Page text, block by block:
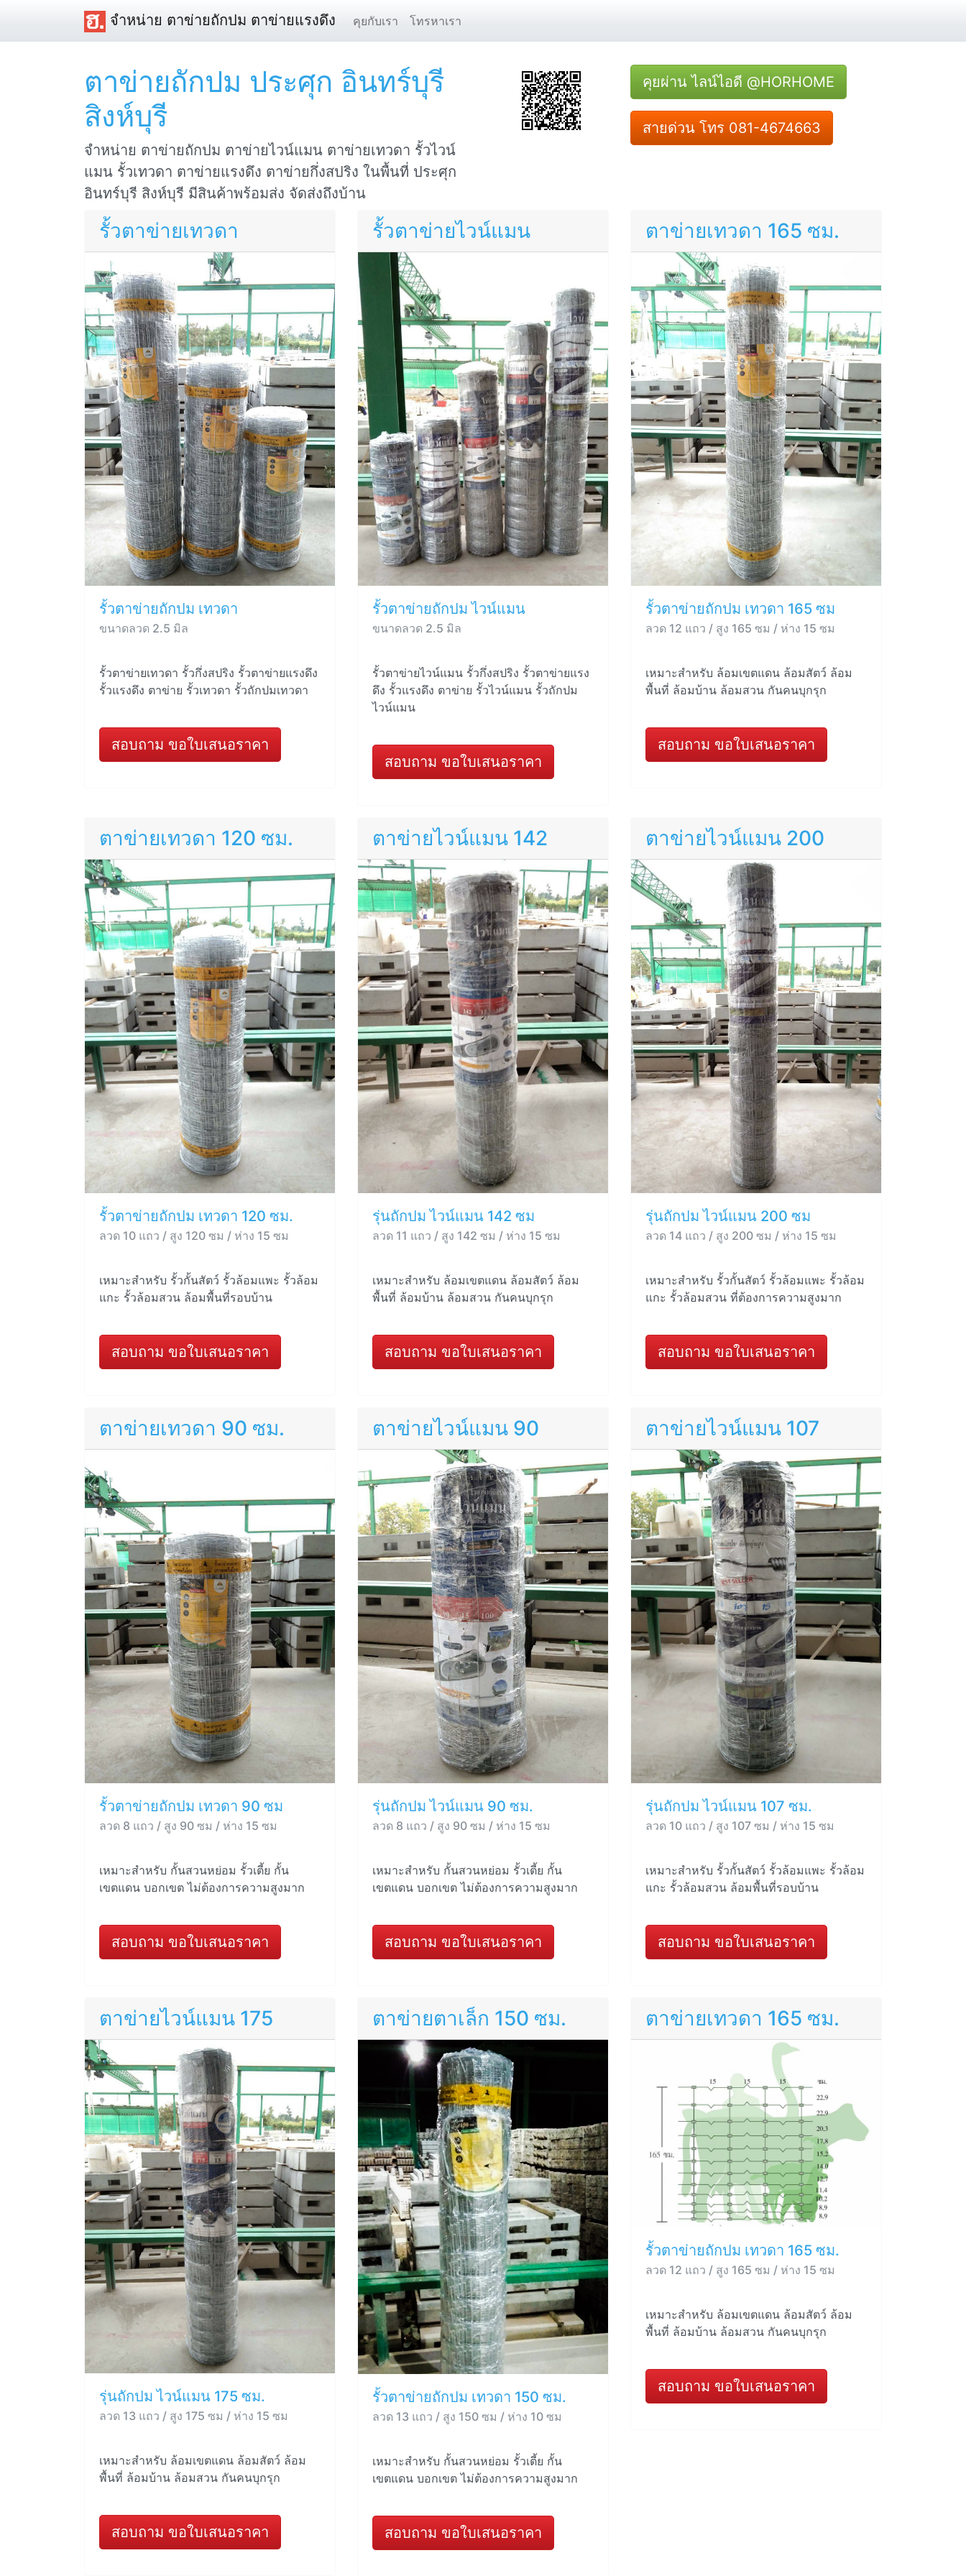
จำหน่าย ตาข่ายถักปม ตาข่ายแรงดึง คุยกับเรา โทรหาเรา
ตาข่ายถักปม ประศุก อินทร์บุรี
สิงห์บุรี
จำหน่าย ตาข่ายถักปม ตาข่ายไวน์แมน ตาข่ายเทวดา รั้วไวน์
แมน รั้วเทวดา ตาข่ายแรงดึง ตาข่ายกึ่งสปริง ในพื้นที่ ประศุก
อินทร์บุรี สิงห์บุรี มีสินค้าพร้อมส่ง จัดส่งถึงบ้าน
คุยผ่าน ไลน์ไอดี @HORHOME
สายด่วน โทร 081-4674663
รั้วตาข่ายเทวดา
รั้วตาข่ายถักปม เทวดา
ขนาดลวด 2.5 มิล
รั้วตาข่ายเทวดา รั้วกึ่งสปริง รั้วตาข่ายแรงดึง
รั้วแรงดึง ตาข่าย รั้วเทวดา รั้วถักปมเทวดา
สอบถาม ขอใบเสนอราคา
รั้วตาข่ายไวน์แมน
รั้วตาข่ายถักปม ไวน์แมน
ขนาดลวด 2.5 มิล
รั้วตาข่ายไวน์แมน รั้วกึ่งสปริง รั้วตาข่ายแรง
ดึง รั้วแรงดึง ตาข่าย รั้วไวน์แมน รั้วถักปม
ไวน์แมน
สอบถาม ขอใบเสนอราคา
ตาข่ายเทวดา 165 ซม.
รั้วตาข่ายถักปม เทวดา 165 ซม
ลวด 12 แถว / สูง 165 ซม / ห่าง 15 ซม
เหมาะสำหรับ ล้อมเขตแดน ล้อมสัตว์ ล้อม
พื้นที่ ล้อมบ้าน ล้อมสวน กันคนบุกรุก
สอบถาม ขอใบเสนอราคา
ตาข่ายเทวดา 120 ซม.
รั้วตาข่ายถักปม เทวดา 120 ซม.
ลวด 10 แถว / สูง 120 ซม / ห่าง 15 ซม
เหมาะสำหรับ รั้วกั้นสัตว์ รั้วล้อมแพะ รั้วล้อม
แกะ รั้วล้อมสวน ล้อมพื้นที่รอบบ้าน
สอบถาม ขอใบเสนอราคา
ตาข่ายไวน์แมน 142
รุ่นถักปม ไวน์แมน 142 ซม
ลวด 11 แถว / สูง 142 ซม / ห่าง 15 ซม
เหมาะสำหรับ ล้อมเขตแดน ล้อมสัตว์ ล้อม
พื้นที่ ล้อมบ้าน ล้อมสวน กันคนบุกรุก
สอบถาม ขอใบเสนอราคา
ตาข่ายไวน์แมน 200
รุ่นถักปม ไวน์แมน 200 ซม
ลวด 14 แถว / สูง 200 ซม / ห่าง 15 ซม
เหมาะสำหรับ รั้วกั้นสัตว์ รั้วล้อมแพะ รั้วล้อม
แกะ รั้วล้อมสวน ที่ต้องการความสูงมาก
สอบถาม ขอใบเสนอราคา
ตาข่ายเทวดา 90 ซม.
รั้วตาข่ายถักปม เทวดา 90 ซม
ลวด 8 แถว / สูง 90 ซม / ห่าง 15 ซม
เหมาะสำหรับ กั้นสวนหย่อม รั้วเตี้ย กั้น
เขตแดน บอกเขต ไม่ต้องการความสูงมาก
สอบถาม ขอใบเสนอราคา
ตาข่ายไวน์แมน 90
รุ่นถักปม ไวน์แมน 90 ซม.
ลวด 8 แถว / สูง 90 ซม / ห่าง 15 ซม
เหมาะสำหรับ กั้นสวนหย่อม รั้วเตี้ย กั้น
เขตแดน บอกเขต ไม่ต้องการความสูงมาก
สอบถาม ขอใบเสนอราคา
ตาข่ายไวน์แมน 107
รุ่นถักปม ไวน์แมน 107 ซม.
ลวด 10 แถว / สูง 107 ซม / ห่าง 15 ซม
เหมาะสำหรับ รั้วกั้นสัตว์ รั้วล้อมแพะ รั้วล้อม
แกะ รั้วล้อมสวน ล้อมพื้นที่รอบบ้าน
สอบถาม ขอใบเสนอราคา
ตาข่ายไวน์แมน 175
รุ่นถักปม ไวน์แมน 175 ซม.
ลวด 13 แถว / สูง 175 ซม / ห่าง 15 ซม
เหมาะสำหรับ ล้อมเขตแดน ล้อมสัตว์ ล้อม
พื้นที่ ล้อมบ้าน ล้อมสวน กันคนบุกรุก
สอบถาม ขอใบเสนอราคา
ตาข่ายตาเล็ก 150 ซม.
รั้วตาข่ายถักปม เทวดา 150 ซม.
ลวด 13 แถว / สูง 150 ซม / ห่าง 10 ซม
เหมาะสำหรับ กั้นสวนหย่อม รั้วเตี้ย กั้น
เขตแดน บอกเขต ไม่ต้องการความสูงมาก
สอบถาม ขอใบเสนอราคา
ตาข่ายเทวดา 165 ซม.
รั้วตาข่ายถักปม เทวดา 165 ซม.
ลวด 12 แถว / สูง 165 ซม / ห่าง 15 ซม
เหมาะสำหรับ ล้อมเขตแดน ล้อมสัตว์ ล้อม
พื้นที่ ล้อมบ้าน ล้อมสวน กันคนบุกรุก
สอบถาม ขอใบเสนอราคา